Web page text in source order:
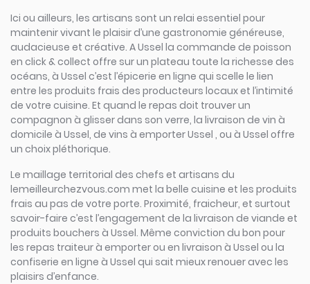
Ici ou ailleurs, les artisans sont un relai essentiel pour
maintenir vivant le plaisir d’une gastronomie généreuse,
audacieuse et créative. A Ussel la commande de poisson
en click & collect offre sur un plateau toute la richesse des
océans, à Ussel c’est l’épicerie en ligne qui scelle le lien
entre les produits frais des producteurs locaux et l’intimité
de votre cuisine. Et quand le repas doit trouver un
compagnon à glisser dans son verre, la livraison de vin à
domicile à Ussel, de vins à emporter Ussel , ou à Ussel offre
un choix pléthorique.
Le maillage territorial des chefs et artisans du
lemeilleurchezvous.com met la belle cuisine et les produits
frais au pas de votre porte. Proximité, fraicheur, et surtout
savoir-faire c’est l’engagement de la livraison de viande et
produits bouchers à Ussel. Même conviction du bon pour
les repas traiteur à emporter ou en livraison à Ussel ou la
confiserie en ligne à Ussel qui sait mieux renouer avec les
plaisirs d’enfance.